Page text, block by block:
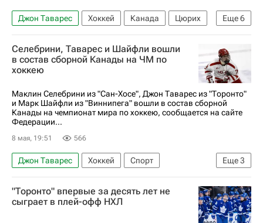
Еще6
Джон Таварес Хоккей Канада
Цюрих
США
Райан О'Райлли
Нэшвилл Предаторз
Сан-Хосе Шаркс
Торонто Мейпл Лифс
Селебрини, Таварес и Шайфли вошли
в состав сборной Канады на ЧМ по
хоккею
Маклин Селебрини из "Сан-Хосе", Джон Таварес из "Торонто"
и Марк Шайфли из "Виннипега" вошли в состав сборной
Канады на чемпионат мира по хоккею, сообщается на сайте
Федерации...
8 мая, 19:51 566
Еще3
Джон Таварес Хоккей
Спорт
Марк Шайфли
Джет Гривз Канада
"Торонто" впервые за десять лет не
сыграет в плей-офф НХЛ